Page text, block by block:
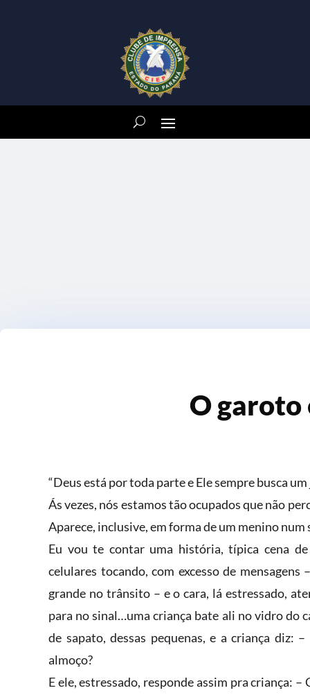
O garoto
“Deus está por toda parte e Ele sempre busca
Ás vezes, nós estamos tão ocupados que não
Aparece, inclusive, em forma de um menino num
Eu vou te contar uma história, típica cena
celulares tocando, com excesso de
grande no trânsito – e o cara, lá estressado,
para no sinal…uma criança bate ali no vidro do
de sapato, dessas pequenas, e a criança diz:
almoço?
E ele, estressado, responde assim pra criança: